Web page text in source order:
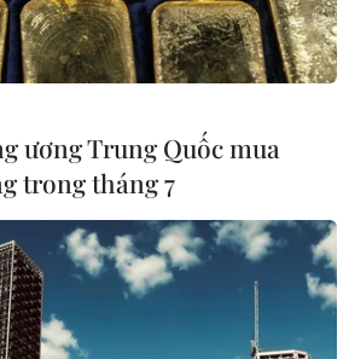
ương Trung Quốc mua
trong tháng 7